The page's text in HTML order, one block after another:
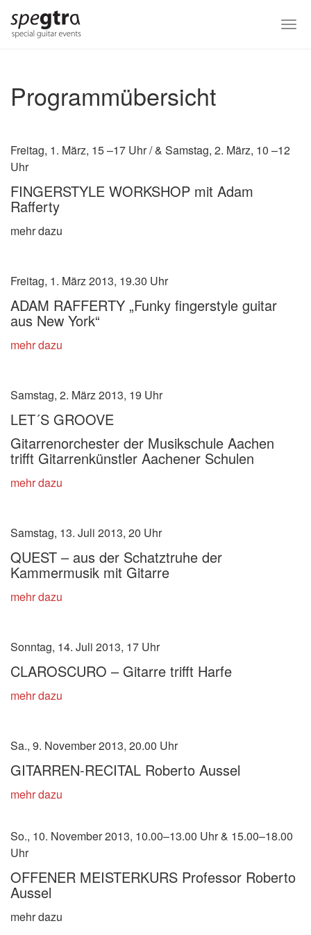
main
Programmübersicht
Freitag, 1. März, 15 –17 Uhr / & Samstag, 2. März, 10 –12
Uhr
FINGERSTYLE WORKSHOP mit Adam
Rafferty
mehr dazu
Freitag, 1. März 2013, 19.30 Uhr
ADAM RAFFERTY „Funky fingerstyle guitar
aus New York“
mehr dazu
Samstag, 2. März 2013, 19 Uhr
LET´S GROOVE
Gitarrenorchester der Musikschule Aachen
trifft Gitarrenkünstler Aachener Schulen
mehr dazu
Samstag, 13. Juli 2013, 20 Uhr
QUEST – aus der Schatztruhe der
Kammermusik mit Gitarre
mehr dazu
Sonntag, 14. Juli 2013, 17 Uhr
CLAROSCURO – Gitarre trifft Harfe
mehr dazu
Sa., 9. November 2013, 20.00 Uhr
GITARREN-RECITAL Roberto Aussel
mehr dazu
So., 10. November 2013, 10.00–13.00 Uhr & 15.00–18.00
Uhr
OFFENER MEISTERKURS Professor Roberto
Aussel
mehr dazu